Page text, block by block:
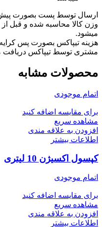
ارسال توسط پست بصورت پیش
وزن کالا محاسبه شده و قبل از
میشود.
هزینه تیپاکس بصورت پس
مشتری توسط تیپاکس دریافت
محصولات مشابه
اتمام موجودی
برای مقایسه اضافه کنید
مشاهده سریع
افزودن به علاقه مندی
اطلاعات بیشتر
کپسول اکسیژن 10 لیتری
اتمام موجودی
برای مقایسه اضافه کنید
مشاهده سریع
افزودن به علاقه مندی
اطلاعات بیشتر